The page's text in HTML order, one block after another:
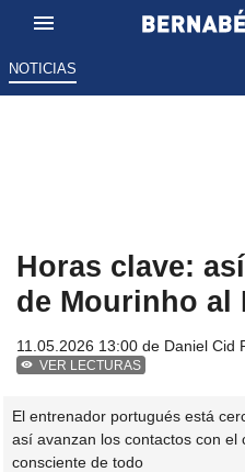
NOTICIAS
Horas clave:
de Mourinho al
11.05.2026 13:00 de Daniel Cid
VER LECTURAS
El entrenador portugués está
así avanzan los contactos con el
consciente de todo